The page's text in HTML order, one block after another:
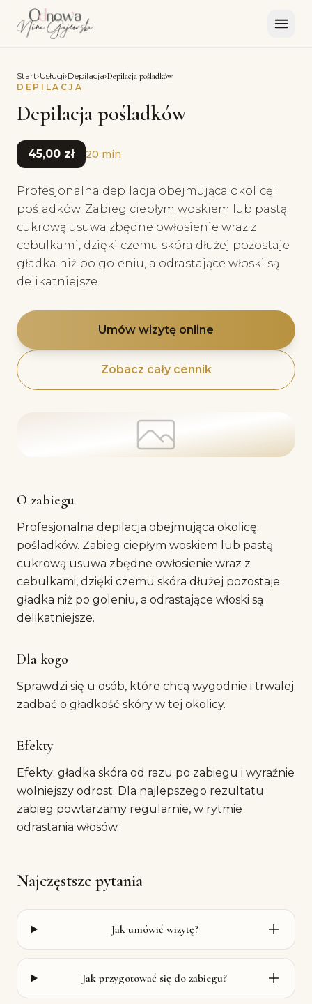
Start›Usługi›Depilacja›Depilacja pośladków
DEPILACJA
Depilacja pośladków
45,00 zł 20 min
Profesjonalna depilacja obejmująca okolicę:
pośladków. Zabieg ciepłym woskiem lub pastą
cukrową usuwa zbędne owłosienie wraz z
cebulkami, dzięki czemu skóra dłużej pozostaje
gładka niż po goleniu, a odrastające włoski są
delikatniejsze.
Umów wizytę online
Zobacz cały cennik
O zabiegu
Profesjonalna depilacja obejmująca okolicę:
pośladków. Zabieg ciepłym woskiem lub pastą
cukrową usuwa zbędne owłosienie wraz z
cebulkami, dzięki czemu skóra dłużej pozostaje
gładka niż po goleniu, a odrastające włoski są
delikatniejsze.
Dla kogo
Sprawdzi się u osób, które chcą wygodnie i trwalej
zadbać o gładkość skóry w tej okolicy.
Efekty
Efekty: gładka skóra od razu po zabiegu i wyraźnie
wolniejszy odrost. Dla najlepszego rezultatu
zabieg powtarzamy regularnie, w rytmie
odrastania włosów.
Najczęstsze pytania
Jak umówić wizytę?
Jak przygotować się do zabiegu?